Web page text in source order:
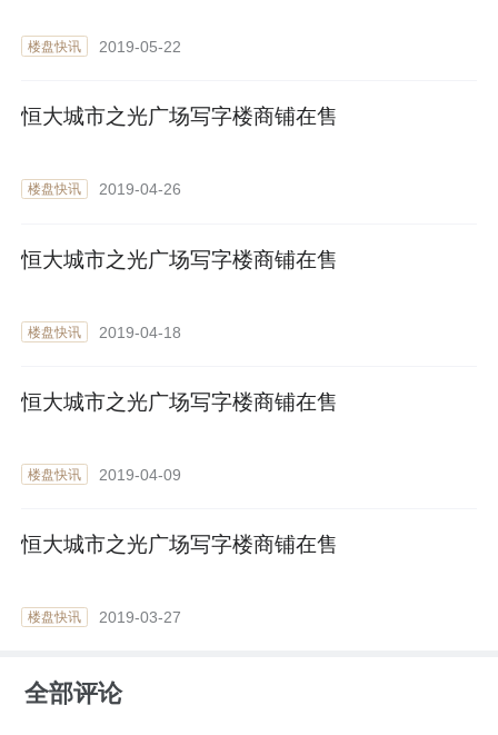
楼盘快讯 2019-05-22
恒大城市之光广场写字楼商铺在售
楼盘快讯 2019-04-26
恒大城市之光广场写字楼商铺在售
楼盘快讯 2019-04-18
恒大城市之光广场写字楼商铺在售
楼盘快讯 2019-04-09
恒大城市之光广场写字楼商铺在售
楼盘快讯 2019-03-27
全部评论